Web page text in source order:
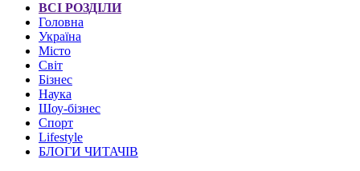
ВСІ РОЗДІЛИ
Головна
Україна
Місто
Світ
Бізнес
Наука
Шоу-бізнес
Спорт
Lifestyle
БЛОГИ ЧИТАЧІВ